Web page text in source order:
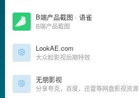
B端产品截图 · 语雀
B端产品截图
LookAE.com
大众脸影视后期特效
无朋影视
分享夸克，百度，迅雷等网盘影视资源